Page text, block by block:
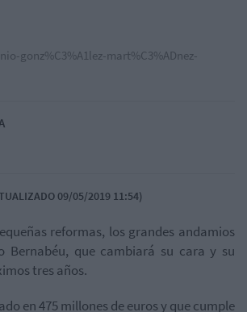
gonz%C3%A1lez-mart%C3%ADnez-
09/05/2019 11:54)
reformas, los grandes andamios
Bernabéu, que cambiará su cara y su
tres años.
en 475 millones de euros y que cumple